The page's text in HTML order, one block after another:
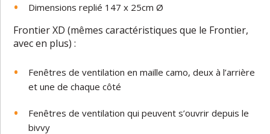
Dimensions replié 147 x 25cm Ø
Frontier XD (mêmes caractéristiques que le Frontier,
avec en plus) :
Fenêtres de ventilation en maille camo, deux à l’arrière
et une de chaque côté
Fenêtres de ventilation qui peuvent s’ouvrir depuis le
bivvy